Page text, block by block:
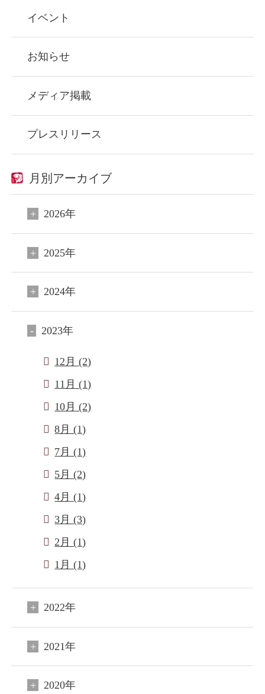
イベント
お知らせ
メディア掲載
プレスリリース
月別アーカイブ
2026年
2025年
2024年
2023年
12月 (2)
11月 (1)
10月 (2)
8月 (1)
7月 (1)
5月 (2)
4月 (1)
3月 (3)
2月 (1)
1月 (1)
2022年
2021年
2020年